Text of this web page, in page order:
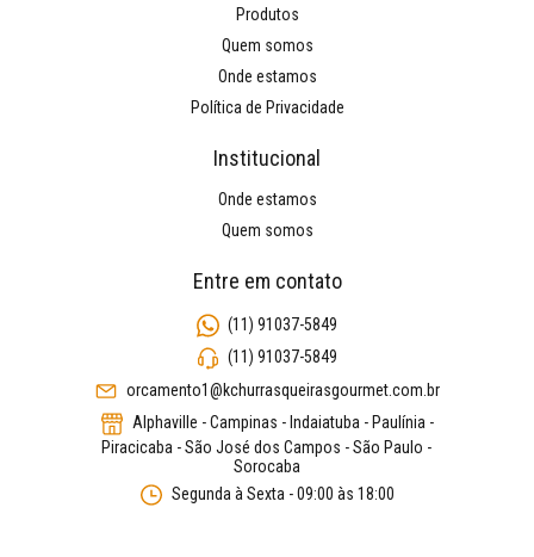
Produtos
Quem somos
Onde estamos
Política de Privacidade
Institucional
Onde estamos
Quem somos
Entre em contato
(11) 91037-5849
(11) 91037-5849
orcamento1@kchurrasqueirasgourmet.com.br
Alphaville - Campinas - Indaiatuba - Paulínia -
Piracicaba - São José dos Campos - São Paulo -
Sorocaba
Segunda à Sexta - 09:00 às 18:00